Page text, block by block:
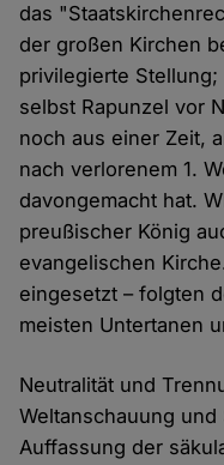
das
der großen Kirchen
privilegierte
selbst Rapunzel vor
noch aus einer Zeit,
nach verlorenem 1.
davongemacht hat.
preußischer König
evangelischen
eingesetzt – folgten
meisten Untertanen
Neutralität und
Weltanschauung
Auffassung der